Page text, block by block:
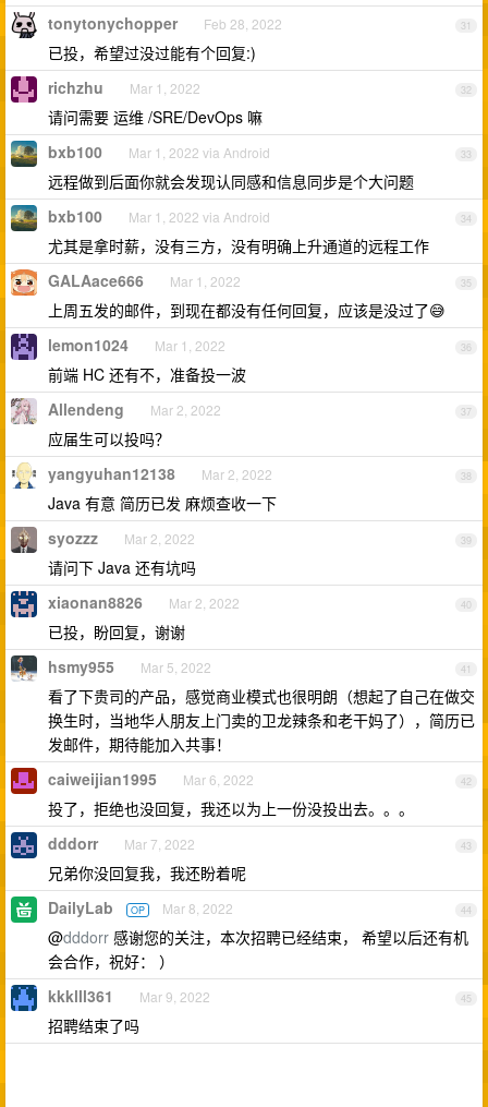
31
tonytonychopper Feb 28, 2022
已投，希望过没过能有个回复:)
32
richzhu Mar 1, 2022
请问需要 运维 /SRE/DevOps 嘛
33
bxb100 Mar 1, 2022 via Android
远程做到后面你就会发现认同感和信息同步是个大问题
34
bxb100 Mar 1, 2022 via Android
尤其是拿时薪，没有三方，没有明确上升通道的远程工作
35
GALAace666 Mar 1, 2022
上周五发的邮件，到现在都没有任何回复，应该是没过了😅
36
lemon1024 Mar 1, 2022
前端 HC 还有不，准备投一波
37
Allendeng Mar 2, 2022
应届生可以投吗？
38
yangyuhan12138 Mar 2, 2022
Java 有意 简历已发 麻烦查收一下
39
syozzz Mar 2, 2022
请问下 Java 还有坑吗
40
xiaonan8826 Mar 2, 2022
已投，盼回复，谢谢
41
hsmy955 Mar 5, 2022
看了下贵司的产品，感觉商业模式也很明朗（想起了自己在做交
换生时，当地华人朋友上门卖的卫龙辣条和老干妈了），简历已
发邮件，期待能加入共事！
42
caiweijian1995 Mar 6, 2022
投了，拒绝也没回复，我还以为上一份没投出去。。。
43
dddorr Mar 7, 2022
兄弟你没回复我，我还盼着呢
44
DailyLab OP Mar 8, 2022
@dddorr 感谢您的关注，本次招聘已经结束， 希望以后还有机
会合作，祝好： ）
45
kkklll361 Mar 9, 2022
招聘结束了吗